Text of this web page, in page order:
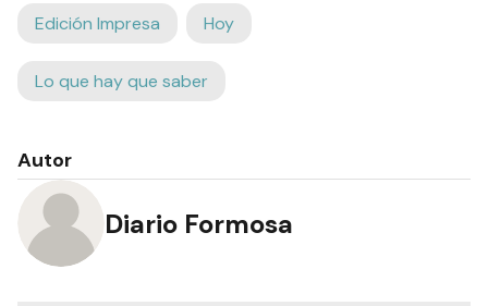
Edición Impresa Hoy
Lo que hay que saber
Autor
Diario Formosa